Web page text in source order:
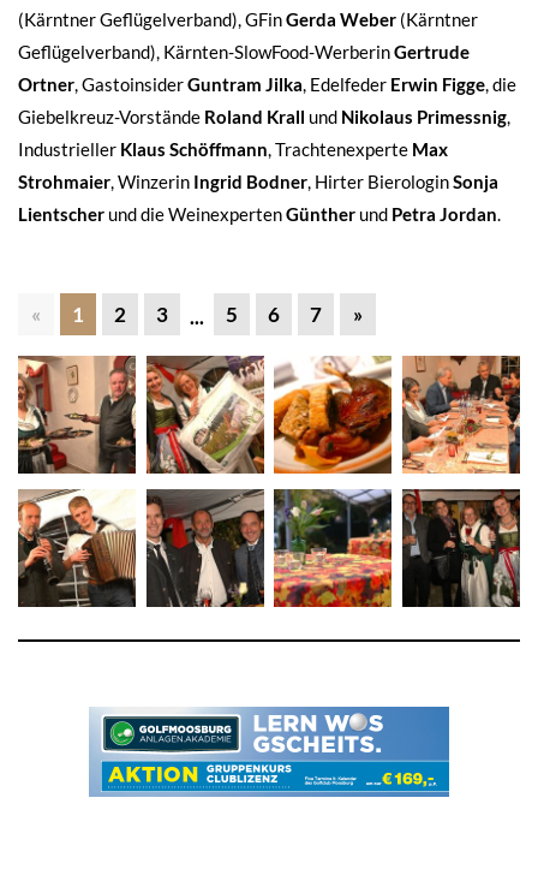
(Kärntner Geflügelverband), GFinGerda Weber (Kärntner
Geflügelverband), Kärnten-SlowFood-WerberinGertrude
Ortner, GastoinsiderGuntram Jilka, Edelfeder Erwin Figge, die
Giebelkreuz-Vorstände Roland Krall und Nikolaus Primessnig,
Industrieller Klaus Schöffmann, Trachtenexperte Max
Strohmaier, Winzerin Ingrid Bodner, Hirter BierologinSonja
Lientscher und die WeinexpertenGünther und Petra Jordan.
« 1 2 3 ... 5 6 7 »